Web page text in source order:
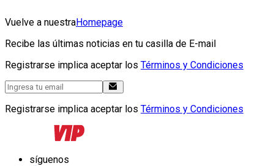
Vuelve a nuestraHomepage
Recibe las últimas noticias en tu casilla de E-mail
Registrarse implica aceptar los Términos y Condiciones
Registrarse implica aceptar los Términos y Condiciones
síguenos